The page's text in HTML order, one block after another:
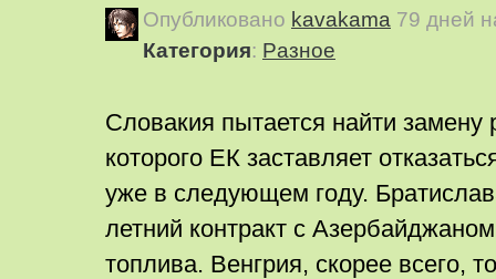
Опубликовано kavakama 79 дней
Категория: Pазное
Словакия пытается найти замену
которого ЕК заставляет
уже в следующем году.
летний контракт с
топлива. Венгрия, скорее всего,